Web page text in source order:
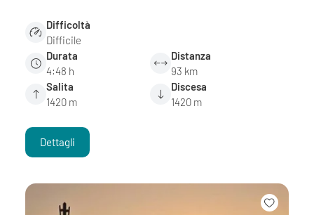
Difficoltà
Difficile
Durata
4:48 h
Distanza
93 km
Salita
1420 m
Discesa
1420 m
Dettagli